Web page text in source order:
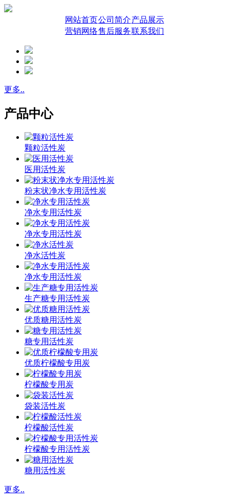
网站首页公司简介产品展示
营销网络售后服务联系我们
更多..
产品中心
颗粒活性炭
医用活性炭
粉末状净水专用活性炭
净水专用活性炭
净水专用活性炭
净水活性炭
净水专用活性炭
生产糖专用活性炭
优质糖用活性炭
糖专用活性炭
优质柠檬酸专用炭
柠檬酸专用炭
袋装活性炭
柠檬酸活性炭
柠檬酸专用活性炭
糖用活性炭
更多..